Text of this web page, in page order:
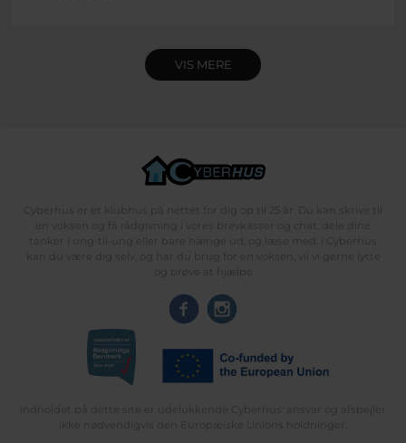
VIS MERE
Cyberhus er et klubhus på nettet for dig op til 25 år. Du kan skrive til
en voksen og få rådgivning i vores brevkasser og chat, dele dine
tanker i ung-til-ung eller bare hænge ud, og læse med. I Cyberhus
kan du være dig selv, og har du brug for en voksen, vil vi gerne lytte
og prøve at hjælpe
Indholdet på dette site er udelukkende Cyberhus' ansvar og afspejler
ikke nødvendigvis den Europæiske Unions holdninger.